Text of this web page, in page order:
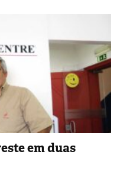
em duas